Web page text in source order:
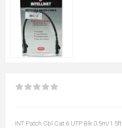
INT Patch Cbl Cat.6 UTP Blk 0.5m/1.5ft